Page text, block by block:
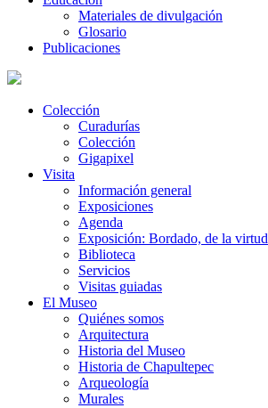
Materiales de divulgación
Glosario
Publicaciones
Colección
Curadurías
Colección
Gigapixel
Visita
Información general
Exposiciones
Agenda
Exposición: Bordado, de la virtud
Biblioteca
Servicios
Visitas guiadas
El Museo
Quiénes somos
Arquitectura
Historia del Museo
Historia de Chapultepec
Arqueología
Murales